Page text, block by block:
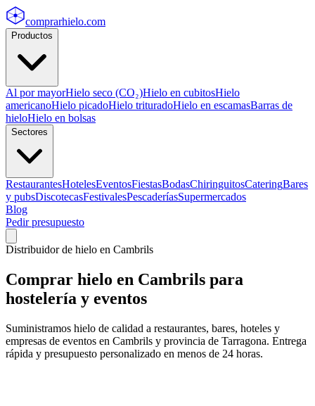
comprarhielo.com
Productos
Al por mayorHielo seco (CO₂)Hielo en cubitosHielo
americanoHielo picadoHielo trituradoHielo en escamasBarras de
hieloHielo en bolsas
Sectores
RestaurantesHotelesEventosFiestasBodasChiringuitosCateringBares
y pubsDiscotecasFestivalesPescaderíasSupermercados
Blog
Pedir presupuesto
Distribuidor de hielo en Cambrils
Comprar hielo en Cambrils para
hostelería y eventos
Suministramos hielo de calidad a restaurantes, bares, hoteles y
empresas de eventos en Cambrils y provincia de Tarragona. Entrega
rápida y presupuesto personalizado en menos de 24 horas.